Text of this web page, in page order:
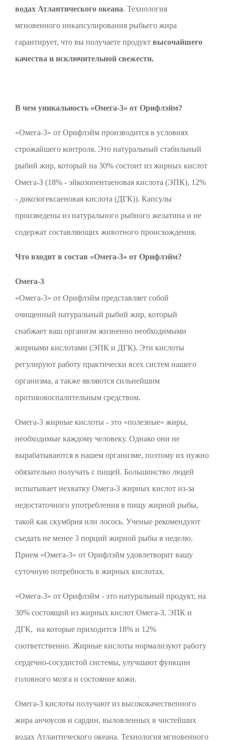
водах Атлантического океана. Технология
мгновенного инкапсулирования рыбьего жира
гарантирует, что вы получаете продукт высочайшего
качества и исключительной свежести.
В чем уникальность «Омега-3» от Орифлэйм?
«Омега-3» от Орифлэйм производится в условиях
строжайшего контроля. Это натуральный стабильный
рыбий жир, который на 30% состоит из жирных кислот
Омега-З (18% - эйкозопентаеновая кислота (ЭПК), 12%
- докозогексаеновая кислота (ДГК)). Капсулы
произведены из натурального рыбного желатина и не
содержат составляющих животного происхождения.
Что входит в состав «Омега-3» от Орифлэйм?
Омега-3
«Омега-3» от Орифлэйм представляет собой
очищенный натуральный рыбий жир, который
снабжает ваш организм жизненно необходимыми
жирными кислотами (ЭПК и ДГК). Эти кислоты
регулируют работу практически всех систем нашего
организма, а также являются сильнейшим
противовоспалительным средством.
Омега-3 жирные кислоты - это «полезные» жиры,
необходимые каждому человеку. Однако они не
вырабатываются в нашем организме, поэтому их нужно
обязательно получать с пищей. Большинство людей
испытывает нехватку Омега-3 жирных кислот из-за
недостаточного употребления в пищу жирной рыбы,
такой как скумбрия или лосось. Ученые рекомендуют
съедать не менее 3 порций жирной рыбы в неделю.
Прием «Омега-3» от Орифлэйм удовлетворит вашу
суточную потребность в жирных кислотах.
«Омега-3» от Орифлэйм - это натуральный продукт, на
30% состоящий из жирных кислот Омега-З, ЭПК и
ДГК, на которые приходится 18% и 12%
соответственно. Жирные кислоты нормализуют работу
сердечно-сосудистой системы, улучшают функции
головного мозга и состояние кожи.
Омега-3 кислоты получают из высококачественного
жира анчоусов и сардин, выловленных в чистейших
водах Атлантического океана. Технология мгновенного